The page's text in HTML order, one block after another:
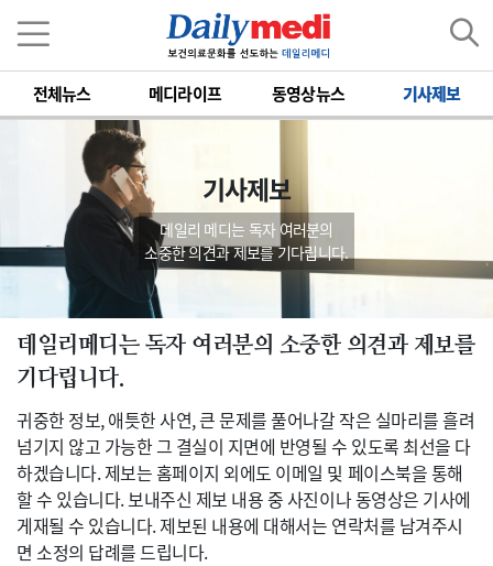
전체뉴스 메디라이프 동영상뉴스 기사제보
기사제보
데일리 메디는 독자 여러분의
소중한 의견과 제보를 기다립니다.
데일리메디는 독자 여러분의 소중한 의견과 제보를
기다립니다.
귀중한 정보, 애틋한 사연, 큰 문제를 풀어나갈 작은 실마리를 흘려
넘기지 않고 가능한 그 결실이 지면에 반영될 수 있도록 최선을 다
하겠습니다. 제보는 홈페이지 외에도 이메일 및 페이스북을 통해
할 수 있습니다. 보내주신 제보 내용 중 사진이나 동영상은 기사에
게재될 수 있습니다. 제보된 내용에 대해서는 연락처를 남겨주시
면 소정의 답례를 드립니다.